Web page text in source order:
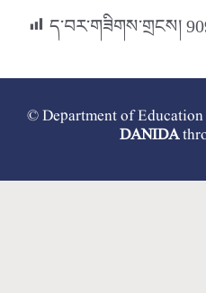
ད་བར་གཟིགས་གྲངས།
© Department of
DANIDA